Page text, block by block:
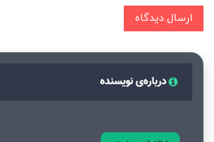
ارسال دیدگاه
درباره‌ی نویسنده